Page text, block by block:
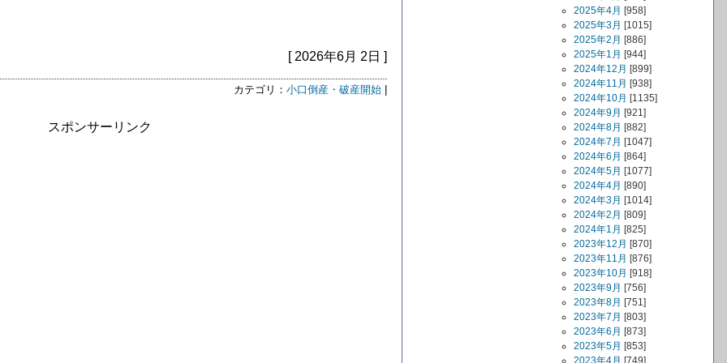
[ 2026年6月 2日 ]
カテゴリ： 小口倒産・破産開始
スポンサーリンク
2025年4月 [958]
2025年3月 [1015]
2025年2月 [886]
2025年1月 [944]
2024年12月 [899]
2024年11月 [938]
2024年10月 [1135]
2024年9月 [921]
2024年8月 [882]
2024年7月 [1047]
2024年6月 [864]
2024年5月 [1077]
2024年4月 [890]
2024年3月 [1014]
2024年2月 [809]
2024年1月 [825]
2023年12月 [870]
2023年11月 [876]
2023年10月 [918]
2023年9月 [756]
2023年8月 [751]
2023年7月 [803]
2023年6月 [873]
2023年5月 [853]
2023年4月 [749]